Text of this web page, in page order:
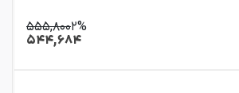
۵۵۵,۸۰۰۲%
۵۴۴,۶۸۴